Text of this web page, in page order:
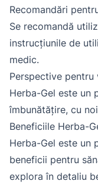
Recomandări
Se recomandă
instrucțiunile de
medic.
Perspective pentru
Herba-Gel este un
îmbunătățire, cu
Beneficiile Herba-
Herba-Gel este un
beneficii pentru
explora în detaliu